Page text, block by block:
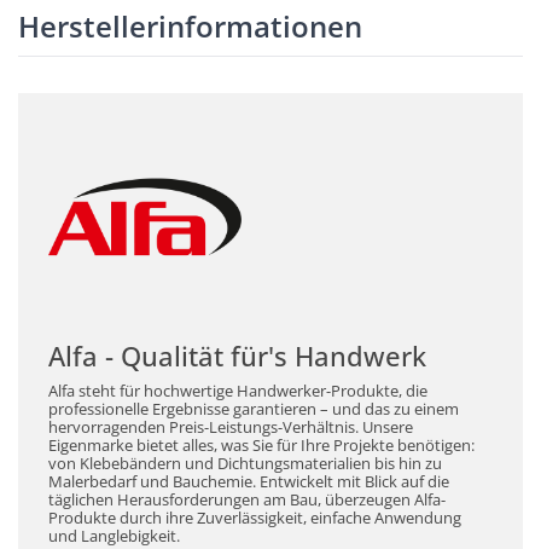
Herstellerinformationen
Alfa - Qualität für's Handwerk
Alfa steht für hochwertige Handwerker-Produkte, die
professionelle Ergebnisse garantieren – und das zu einem
hervorragenden Preis-Leistungs-Verhältnis. Unsere
Eigenmarke bietet alles, was Sie für Ihre Projekte benötigen:
von Klebebändern und Dichtungsmaterialien bis hin zu
Malerbedarf und Bauchemie. Entwickelt mit Blick auf die
täglichen Herausforderungen am Bau, überzeugen Alfa-
Produkte durch ihre Zuverlässigkeit, einfache Anwendung
und Langlebigkeit.